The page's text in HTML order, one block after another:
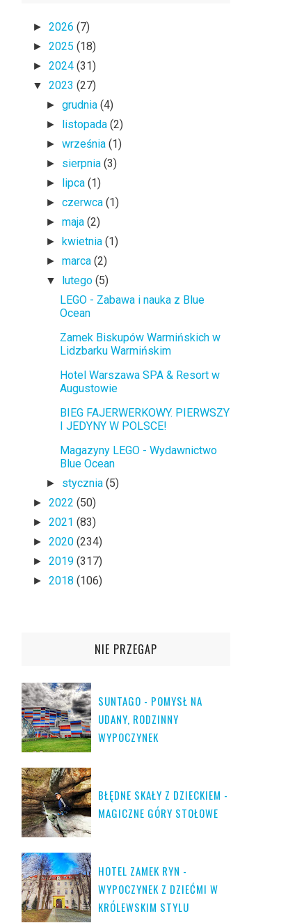
► 2026 (7)
► 2025 (18)
► 2024 (31)
▼ 2023 (27)
►grudnia(4)
► listopada(2)
►września(1)
► sierpnia(3)
► lipca(1)
►czerwca(1)
►maja(2)
► kwietnia(1)
►marca(2)
▼ lutego(5)
LEGO - Zabawa i nauka z Blue
Ocean
Zamek Biskupów Warmińskich w
Lidzbarku Warmińskim
Hotel Warszawa SPA & Resort w
Augustowie
BIEG FAJERWERKOWY. PIERWSZY
I JEDYNY W POLSCE!
Magazyny LEGO - Wydawnictwo
Blue Ocean
► stycznia(5)
► 2022 (50)
► 2021 (83)
► 2020 (234)
► 2019 (317)
► 2018 (106)
NIE PRZEGAP
SUNTAGO - POMYSŁ NA
UDANY, RODZINNY
WYPOCZYNEK
BŁĘDNE SKAŁY Z DZIECKIEM -
MAGICZNE GÓRY STOŁOWE
HOTEL ZAMEK RYN -
WYPOCZYNEK Z DZIEĆMI W
KRÓLEWSKIM STYLU